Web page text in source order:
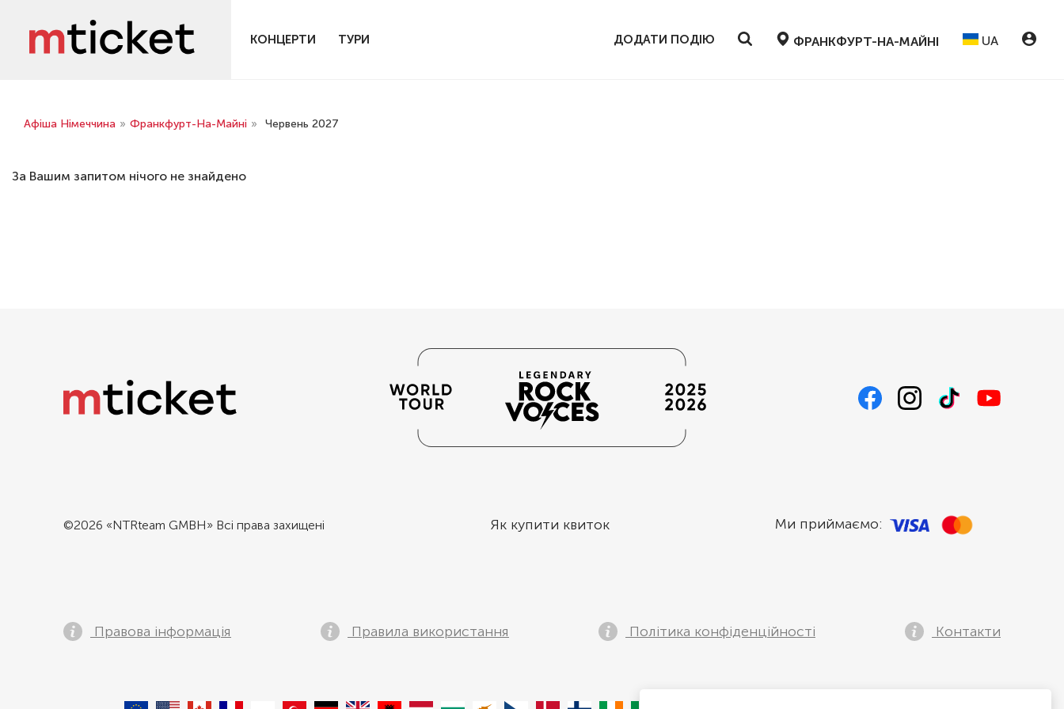
КОНЦЕРТИ ТУРИ ДОДАТИ ПОДІЮ ФРАНКФУРТ-НА-МАЙНІ UA
Афіша Німеччина » Франкфурт-На-Майні » Червень 2027
За Вашим запитом нічого не знайдено
©2026 «NTRteam GMBH» Всі права захищені Як купити квиток Ми приймаємо:
Правова інформація Правила використання Політика конфіденційності Контакти